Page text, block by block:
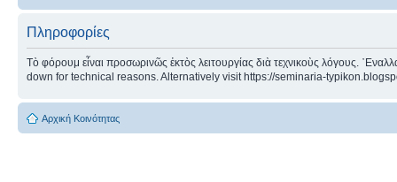
Πληροφορίες
Τὸ φόρουμ εἶναι προσωρινῶς ἐκτὸς λειτουργίας διὰ τεχνικοὺς λόγους.
down for technical reasons. Alternatively visit https://seminaria-
Αρχική Κοινότητας